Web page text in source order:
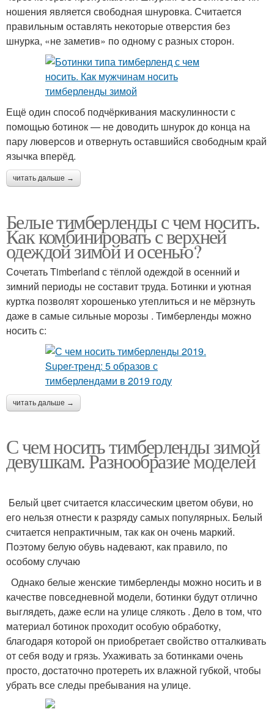
ношения является свободная шнуровка. Считается
правильным оставлять некоторые отверстия без
шнурка, «не заметив» по одному с разных сторон.
Ещё один способ подчёркивания маскулинности с
помощью ботинок — не доводить шнурок до конца на
пару люверсов и отвернуть оставшийся свободным край
язычка вперёд.
читать дальше →
Белые тимберленды с чем носить.
Как комбинировать с верхней
одеждой зимой и осенью?
Сочетать Timberland с тёплой одеждой в осенний и
зимний периоды не составит труда. Ботинки и уютная
куртка позволят хорошенько утеплиться и не мёрзнуть
даже в самые сильные морозы . Тимберленды можно
носить с:
читать дальше →
С чем носить тимберленды зимой
девушкам. Разнообразие моделей
Белый цвет считается классическим цветом обуви, но
его нельзя отнести к разряду самых популярных. Белый
считается непрактичным, так как он очень маркий.
Поэтому белую обувь надевают, как правило, по
особому случаю
Однако белые женские тимберленды можно носить и в
качестве повседневной модели, ботинки будут отлично
выглядеть, даже если на улице слякоть . Дело в том, что
материал ботинок проходит особую обработку,
благодаря которой он приобретает свойство отталкивать
от себя воду и грязь. Ухаживать за ботинками очень
просто, достаточно протереть их влажной губкой, чтобы
убрать все следы пребывания на улице.